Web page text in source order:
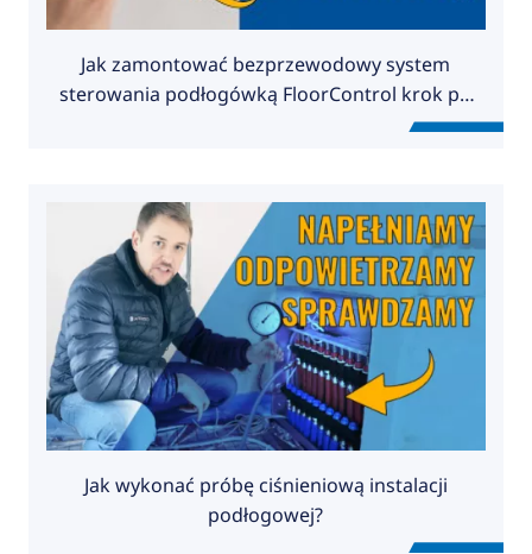
Jak zamontować bezprzewodowy system
sterowania podłogówką FloorControl krok po
Jak wykonać próbę ciśnieniową instalacji
podłogowej?